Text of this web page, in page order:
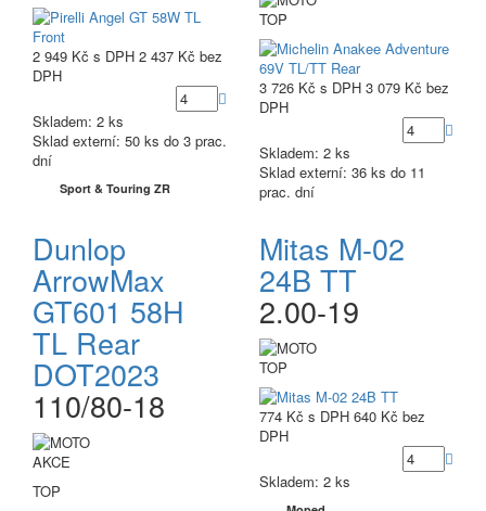
2 949 Kč s DPH 2 437 Kč bez
DPH
Skladem: 2 ks
Sklad externí: 50 ks do 3 prac.
dní
Sport & Touring ZR
TOP
3 726 Kč s DPH 3 079 Kč bez
DPH
Skladem: 2 ks
Sklad externí: 36 ks do 11
prac. dní
Dunlop
ArrowMax
GT601 58H
TL Rear
DOT2023
110/80-18
AKCE
TOP
Mitas M-02
24B TT
2.00-19
TOP
774 Kč s DPH 640 Kč bez
DPH
Skladem: 2 ks